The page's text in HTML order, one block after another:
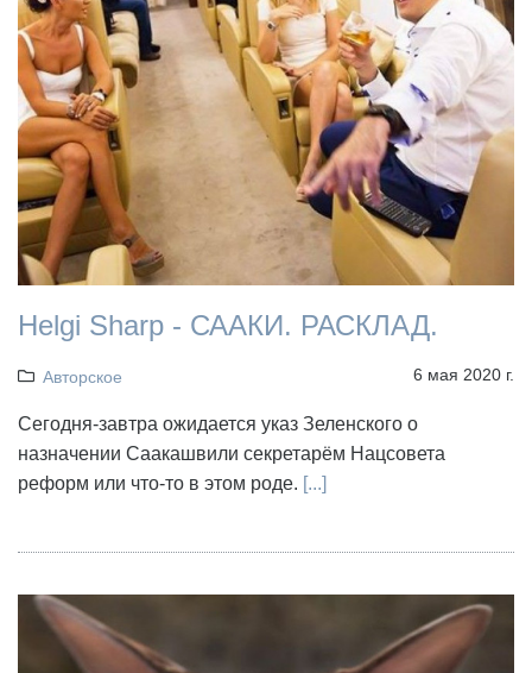
Helgi Sharp - СААКИ. РАСКЛАД.
Авторское 6 мая 2020 г.
Сегодня-завтра ожидается указ Зеленского о
назначении Саакашвили секретарём Нацсовета
реформ или что-то в этом роде. [...]